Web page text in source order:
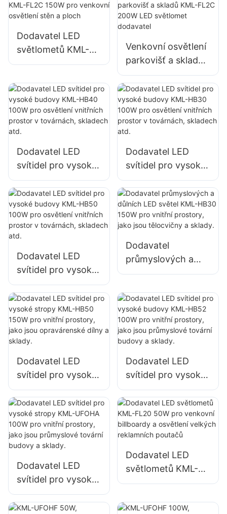
a osvětlení velkých
reklamních poutačů
a osvětlení velkých
reklamních poutačů
Dodavatel LED
světlometů KML-
FL2C 150W pro
stěn a ploch
Venkovní osvětlení
parkovišť a skladů
KML-FL2C 200W
LED světlomet
dodavatel
Dodavatel LED
svítidel pro vysoké
budovy KML-HB40
100W pro osvětlení
vnitřních prostor v
továrnách,
skladech atd.
Dodavatel LED
svítidel pro vysoké
budovy KML-HB30
100W pro osvětlení
vnitřních prostor v
továrnách,
Dodavatel LED
svítidel pro vysoké
budovy KML-HB50
100W pro osvětlení
vnitřních prostor v
továrnách,
skladech atd.
Dodavatel
průmyslových a
důlních LED světel
pro vnitřní
prostory, jako jsou
tělocvičny a sklady.
Dodavatel LED
svítidel pro vysoké
stropy KML-HB50
150W pro vnitřní
prostory, jako jsou
opravárenské dílny
a sklady.
Dodavatel LED
svítidel pro vysoké
budovy KML-HB52
100W pro vnitřní
prostory, jako jsou
průmyslové tovární
Dodavatel LED
svítidel pro vysoké
stropy KML-UFOHA
100W pro vnitřní
Dodavatel LED
světlometů KML-
FL20 50W pro
a osvětlení velkých